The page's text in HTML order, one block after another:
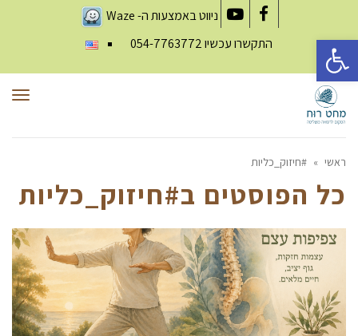
Facebook
YouTube
ניווט באמצעות ה-Waze
התקשרו עכשיו054-7763772
ראשי » #חיזוק_כליות
כל הפוסטים ב#חיזוק_כליות
פתח סרגל נגישות